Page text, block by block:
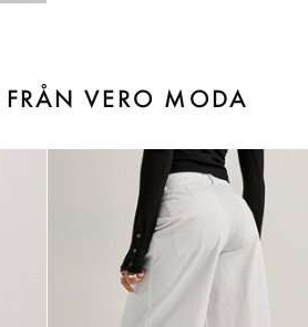
FRÅN VERO MODA